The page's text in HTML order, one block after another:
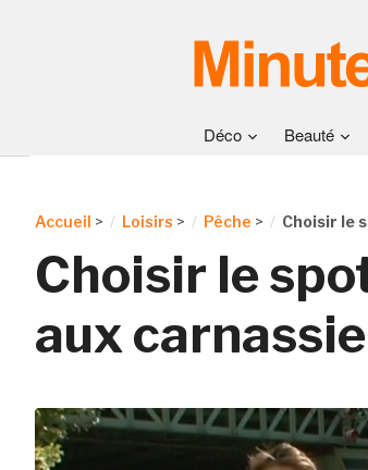
Déco Beauté
Accueil > Loisirs > Pêche > Choisir le
Choisir le
aux